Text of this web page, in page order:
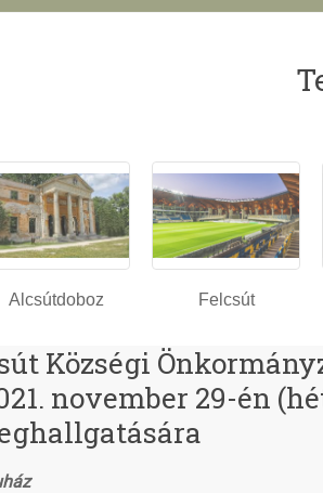
Alcsútdoboz Felcsút
Községi
november 29-én